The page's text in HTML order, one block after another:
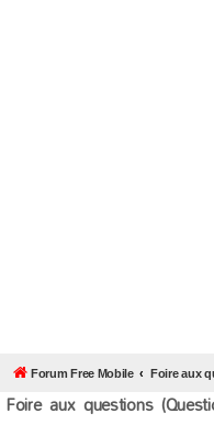
Forum Free Mobile
Foire aux questions